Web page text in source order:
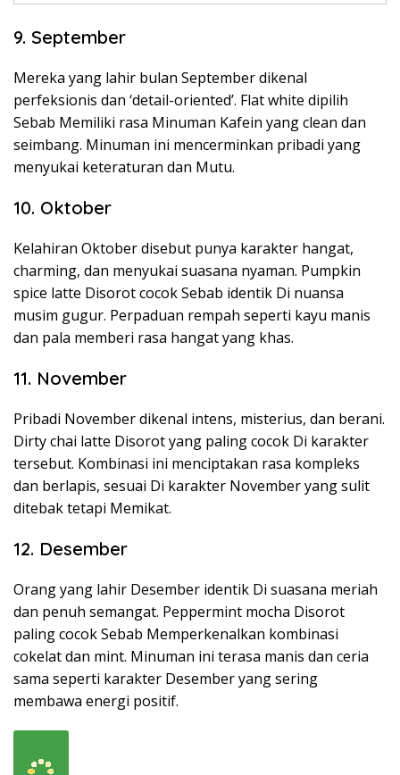
9. September
Mereka yang lahir bulan September dikenal
perfeksionis dan ‘detail-oriented’. Flat white dipilih
Sebab Memiliki rasa Minuman Kafein yang clean dan
seimbang. Minuman ini mencerminkan pribadi yang
menyukai keteraturan dan Mutu.
10. Oktober
Kelahiran Oktober disebut punya karakter hangat,
charming, dan menyukai suasana nyaman. Pumpkin
spice latte Disorot cocok Sebab identik Di nuansa
musim gugur. Perpaduan rempah seperti kayu manis
dan pala memberi rasa hangat yang khas.
11. November
Pribadi November dikenal intens, misterius, dan berani.
Dirty chai latte Disorot yang paling cocok Di karakter
tersebut. Kombinasi ini menciptakan rasa kompleks
dan berlapis, sesuai Di karakter November yang sulit
ditebak tetapi Memikat.
12. Desember
Orang yang lahir Desember identik Di suasana meriah
dan penuh semangat. Peppermint mocha Disorot
paling cocok Sebab Memperkenalkan kombinasi
cokelat dan mint. Minuman ini terasa manis dan ceria
sama seperti karakter Desember yang sering
membawa energi positif.